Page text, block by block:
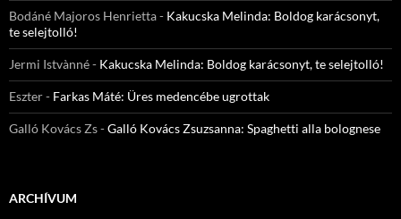
Bodáné Majoros Henrietta- Kakucska Melinda: Boldog karácsonyt,
te selejtolló!
Jermi Istvànné- Kakucska Melinda: Boldog karácsonyt, te selejtolló!
Eszter- Farkas Máté: Üres medencébe ugrottak
Galló Kovács Zs-Galló Kovács Zsuzsanna: Spaghetti alla bolognese
ARCHÍVUM